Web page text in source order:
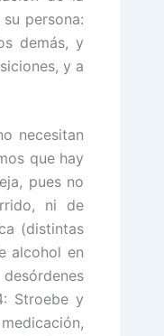
persona:
demás, y
y a
necesitan
que hay
pues no
ni de
(distintas
alcohol en
Stroebe y